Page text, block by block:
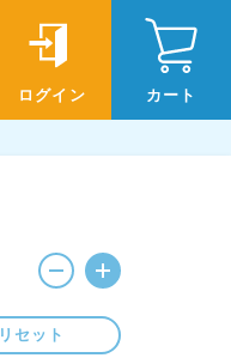
ログイン カート
リセット